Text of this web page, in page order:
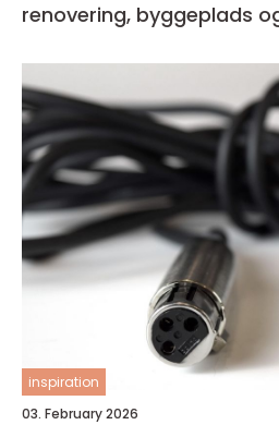
renovering, byggeplads
inspiration
03. February 2026